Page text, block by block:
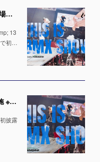
【出演者発表！】「千葉ジェッツ」でのハーフタイムショー LaLa arena TOKYO-BAYの1万人の会場で実施 ※4月12日 & 13日
13
で初…
「千葉ジェッツ」でのハーフタイムショー出演決定！LaLa arena TOKYO-BAYの1万人の会場で実施 ※4月12日 & 13日
披露